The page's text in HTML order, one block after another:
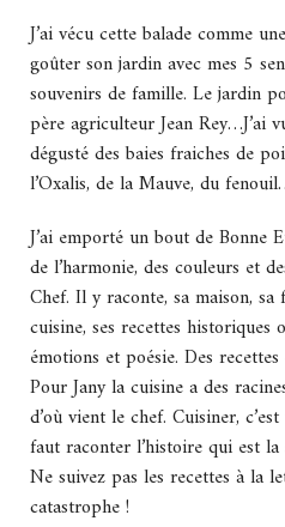
J’ai vécu cette balade comme
goûter son jardin avec mes 5
souvenirs de famille. Le jardin
père agriculteur Jean Rey…J’ai
dégusté des baies fraiches de
l’Oxalis, de la Mauve, du
J’ai emporté un bout de Bonne
de l’harmonie, des couleurs et
Chef. Il y raconte, sa maison,
cuisine, ses recettes historiques
émotions et poésie. Des
Pour Jany la cuisine a des
d’où vient le chef. Cuisiner,
faut raconter l’histoire qui est
Ne suivez pas les recettes à la
catastrophe !